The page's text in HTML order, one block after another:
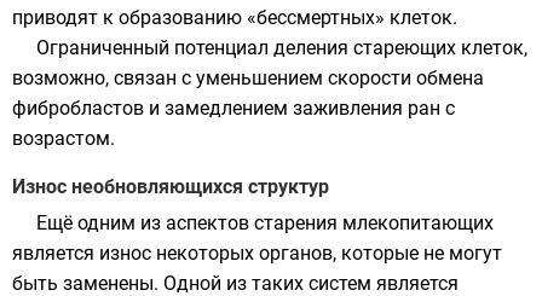
приводят к образованию «бессмертных» клеток.
Ограниченный потенциал деления стареющих клеток,
возможно, связан с уменьшением скорости обмена
фибробластов и замедлением заживления ран с
возрастом.
Износ необновляющихся структур
Ещё одним из аспектов старения млекопитающих
является износ некоторых органов, которые не могут
быть заменены. Одной из таких систем является